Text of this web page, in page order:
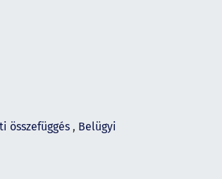
összefüggés , Belügyi